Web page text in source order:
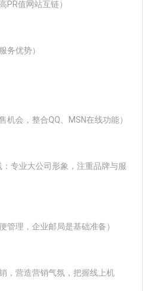
值网站互链）
优势）
会，整合QQ、MSN在线功能）
业大公司形象，注重品牌与服
理，企业邮局是基础准备）
营造营销气氛，把握线上机